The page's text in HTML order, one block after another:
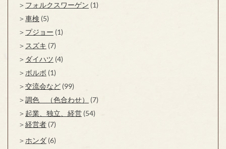
フォルクスワーゲン (1)
車検 (5)
プジョー (1)
スズキ (7)
ダイハツ (4)
ボルボ (1)
交流会など (99)
調色 （色合わせ）
(7)
起業、独立、経営 (54)
経営者 (7)
ホンダ (6)